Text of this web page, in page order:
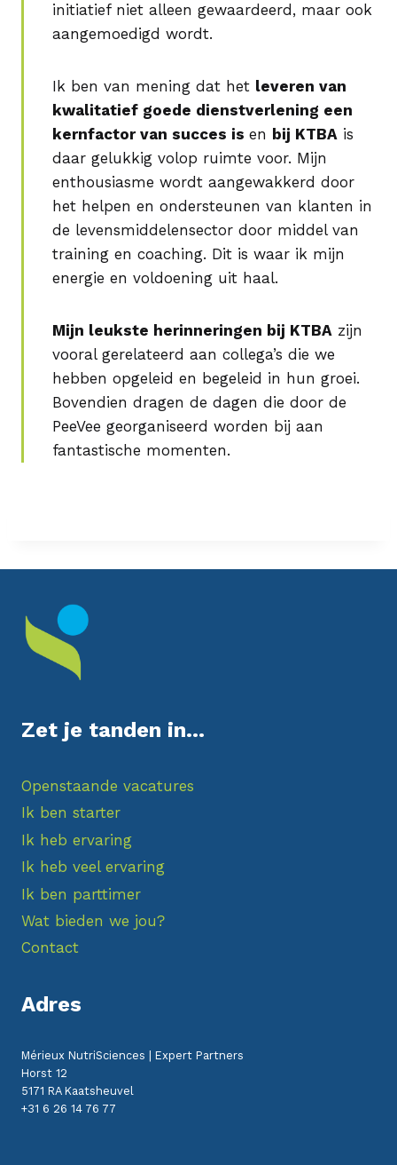
initiatief niet alleen gewaardeerd, maar ook
aangemoedigd wordt.
Ik ben van mening dat het leveren van
kwalitatief goede dienstverlening een
kernfactor van succes is en bij KTBA is
daar gelukkig volop ruimte voor. Mijn
enthousiasme wordt aangewakkerd door
het helpen en ondersteunen van klanten in
de levensmiddelensector door middel van
training en coaching. Dit is waar ik mijn
energie en voldoening uit haal.
Mijn leukste herinneringen bij KTBA zijn
vooral gerelateerd aan collega’s die we
hebben opgeleid en begeleid in hun groei.
Bovendien dragen de dagen die door de
PeeVee georganiseerd worden bij aan
fantastische momenten.
Zet je tanden in...
Openstaande vacatures
Ik ben starter
Ik heb ervaring
Ik heb veel ervaring
Ik ben parttimer
Wat bieden we jou?
Contact
Adres
Mérieux NutriSciences | Expert Partners
Horst 12
5171 RA Kaatsheuvel
+31 6 26 14 76 77